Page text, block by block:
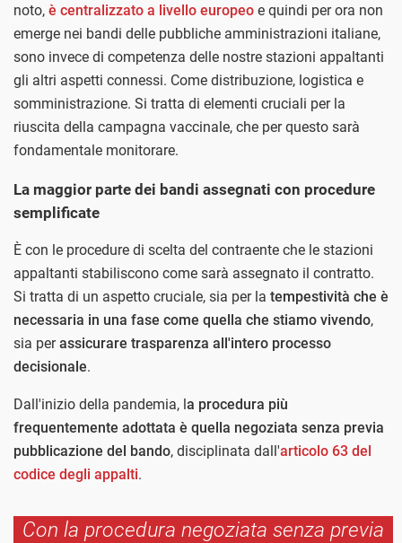
noto, è centralizzato a livello europeo e quindi per ora non
emerge nei bandi delle pubbliche amministrazioni italiane,
sono invece di competenza delle nostre stazioni appaltanti
gli altri aspetti connessi. Come distribuzione, logistica e
somministrazione. Si tratta di elementi cruciali per la
riuscita della campagna vaccinale, che per questo sarà
fondamentale monitorare.
La maggior parte dei bandi assegnati con procedure
semplificate
È con le procedure di scelta del contraente che le stazioni
appaltanti stabiliscono come sarà assegnato il contratto.
Si tratta di un aspetto cruciale, sia per la tempestività che è
necessaria in una fase come quella che stiamo vivendo,
sia perassicurare trasparenza all'intero processo
decisionale.
Dall'inizio della pandemia, la procedura più
frequentemente adottata è quella negoziata senza previa
pubblicazione del bando, disciplinata dall'articolo 63 del
codice degli appalti.
Con la procedura negoziata senza previa